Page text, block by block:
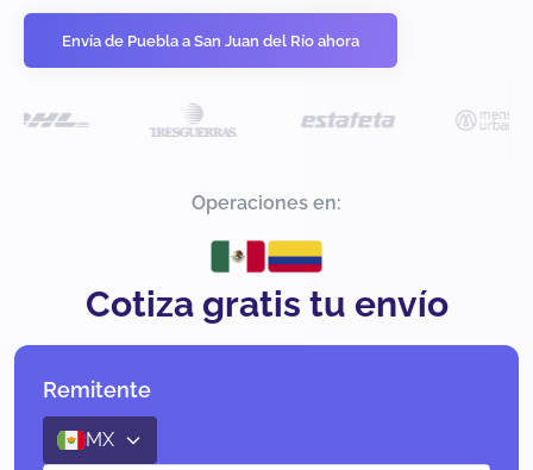
Envía de Puebla a San Juan del Río ahora
Operaciones en:
Cotiza gratis tu envío
Remitente
MX